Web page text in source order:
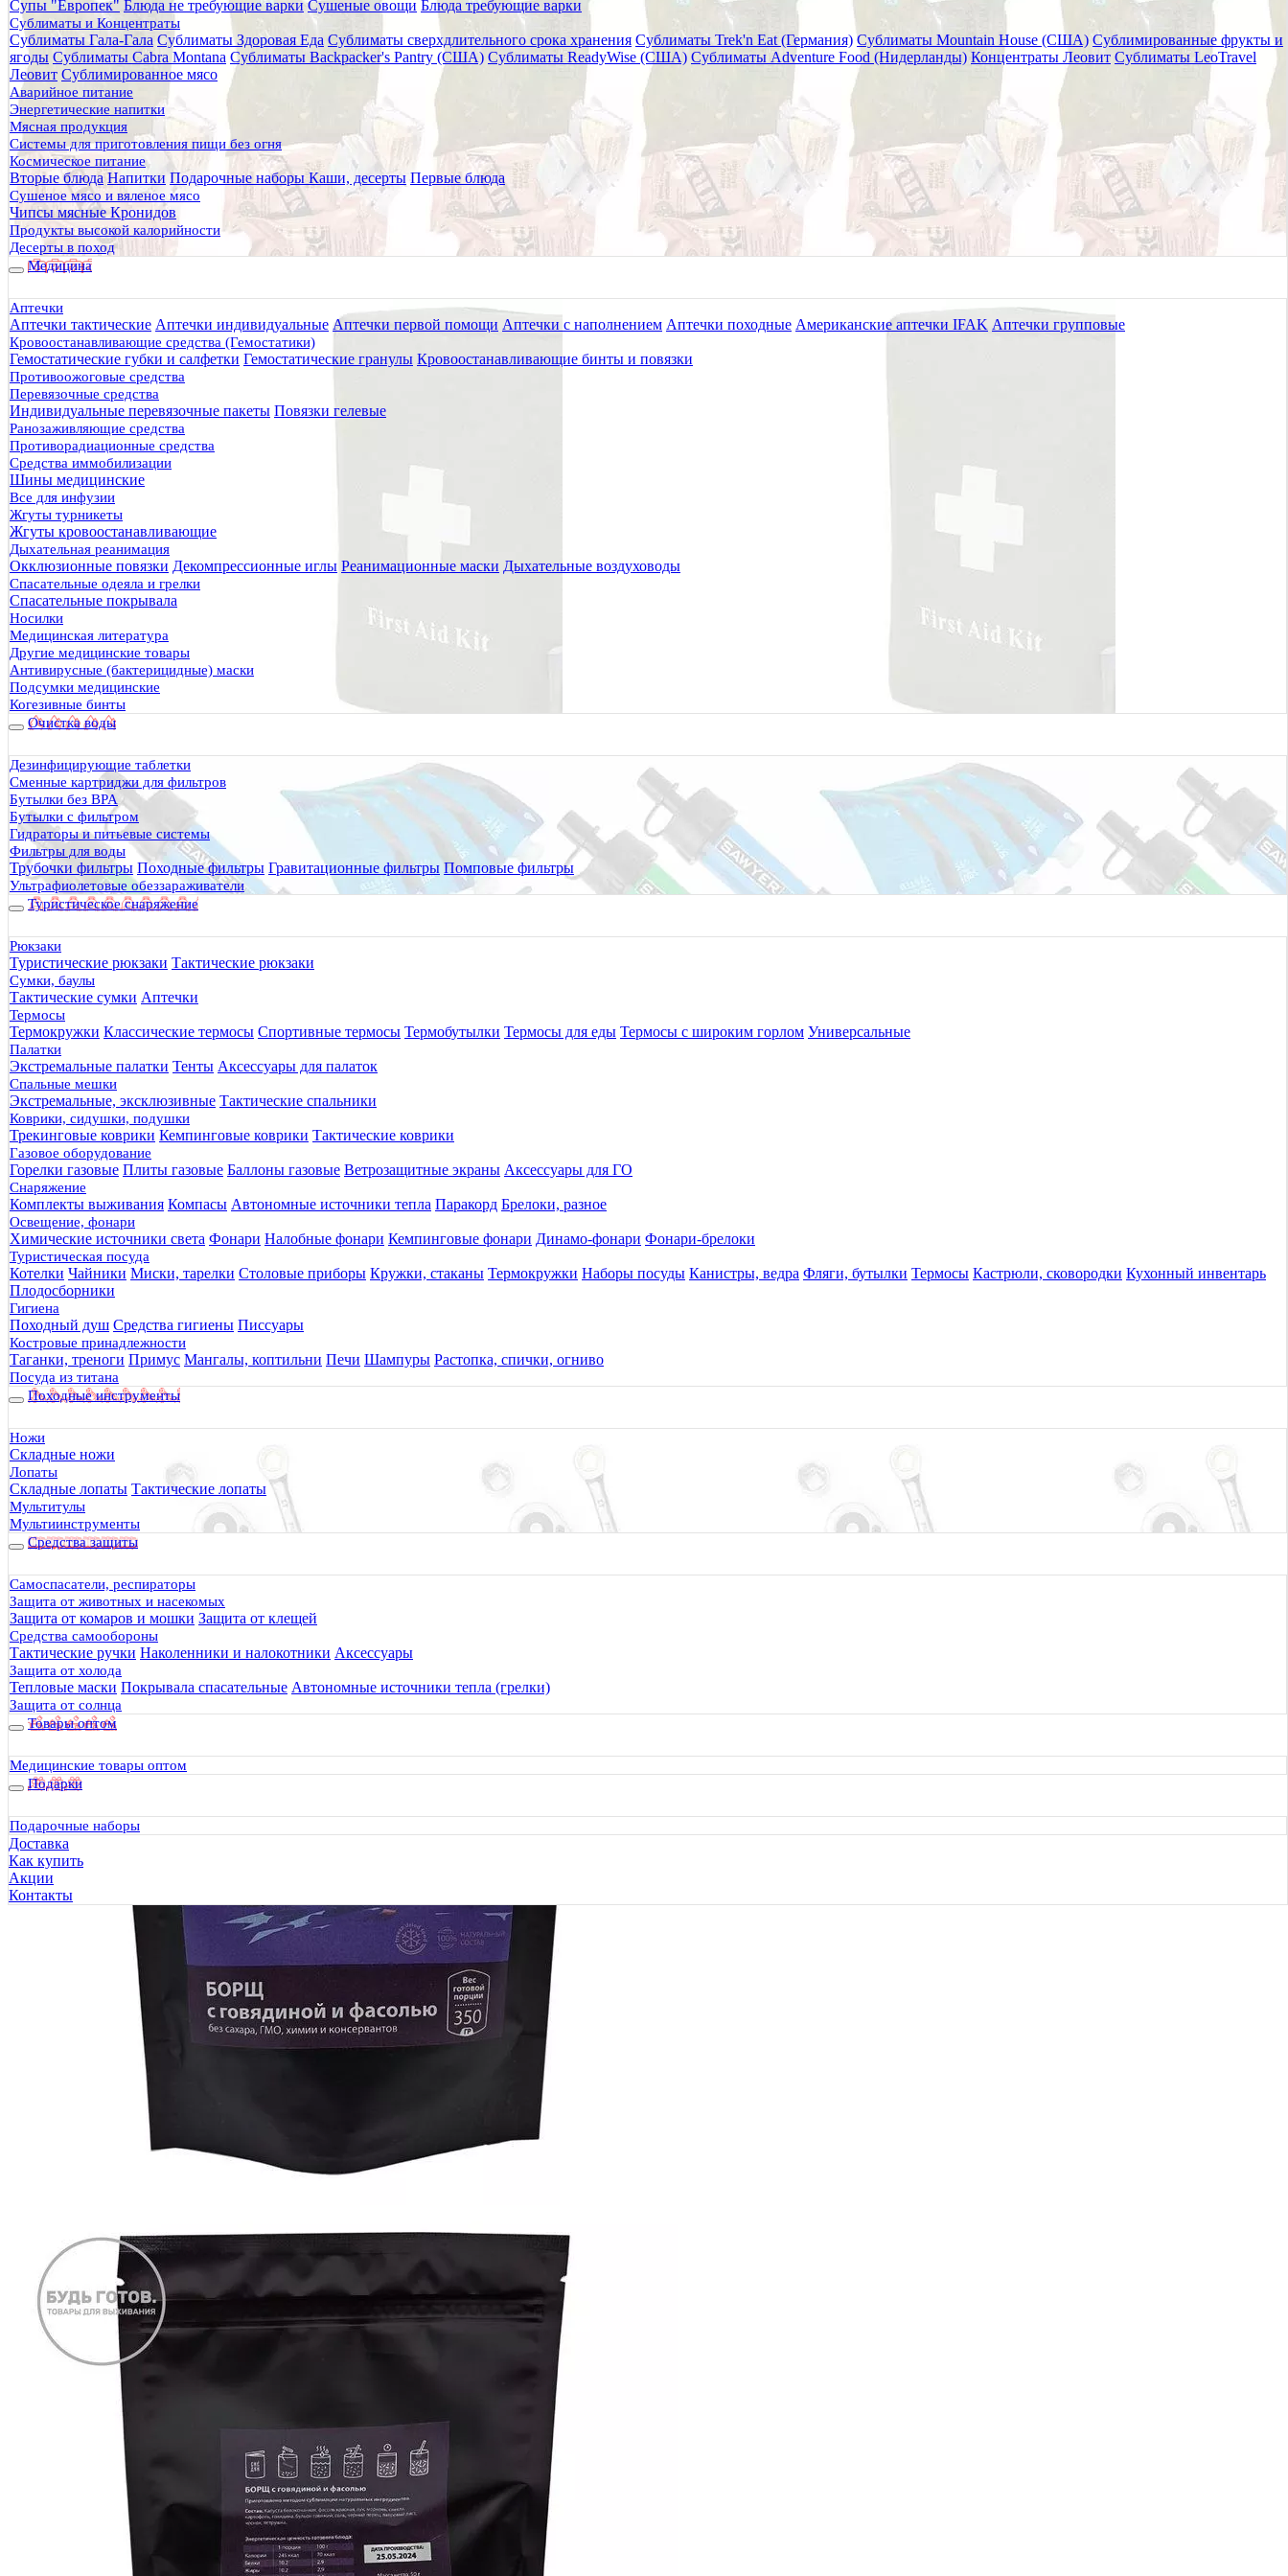
Супы "Европек" Блюда не требующие варки Сушеные овощи Блюда требующие варки
Сублиматы и Концентраты
Сублиматы Гала-Гала Сублиматы Здоровая Еда Сублиматы сверхдлительного срока хранения Сублиматы Trek'n Eat (Германия) Сублиматы Mountain House (США) Сублимированные фрукты и
ягоды Сублиматы Cabra Montana Сублиматы Backpacker's Pantry (США) Сублиматы ReadyWise (США) Сублиматы Adventure Food (Нидерланды) Концентраты Леовит Сублиматы LeoTravel
Леовит Сублимированное мясо
Аварийное питание
Энергетические напитки
Мясная продукция
Системы для приготовления пищи без огня
Космическое питание
Вторые блюда Напитки Подарочные наборыКаши, десерты Первые блюда
Сушеное мясо и вяленое мясо
Чипсы мясные Кронидов
Продукты высокой калорийности
Десерты в поход
Медицина
Аптечки
Аптечки тактические Аптечки индивидуальные Аптечки первой помощи Аптечки с наполнением Аптечки походные Американские аптечки IFAK Аптечки групповые
Кровоостанавливающие средства (Гемостатики)
Гемостатические губки и салфетки Гемостатические гранулы Кровоостанавливающие бинты и повязки
Противоожоговые средства
Перевязочные средства
Индивидуальные перевязочные пакеты Повязки гелевые
Ранозаживляющие средства
Противорадиационные средства
Средства иммобилизации
Шины медицинские
Все для инфузии
Жгуты турникеты
Жгуты кровоостанавливающие
Дыхательная реанимация
Окклюзионные повязки Декомпрессионные иглы Реанимационные маски Дыхательные воздуховоды
Спасательные одеяла и грелки
Спасательные покрывала
Носилки
Медицинская литература
Другие медицинские товары
Антивирусные (бактерицидные) маски
Подсумки медицинские
Когезивные бинты
Очистка воды
Дезинфицирующие таблетки
Сменные картриджи для фильтров
Бутылки без BPA
Бутылки с фильтром
Гидраторы и питьевые системы
Фильтры для воды
Трубочки фильтры Походные фильтры Гравитационные фильтры Помповые фильтры
Ультрафиолетовые обеззараживатели
Туристическое снаряжение
Рюкзаки
Туристические рюкзаки Тактические рюкзаки
Сумки, баулы
Тактические сумки Аптечки
Термосы
Термокружки Классические термосы Спортивные термосы Термобутылки Термосы для еды Термосы с широким горлом Универсальные
Палатки
Экстремальные палатки Тенты Аксессуары для палаток
Спальные мешки
Экстремальные, эксклюзивные Тактические спальники
Коврики, сидушки, подушки
Трекинговые коврики Кемпинговые коврики Тактические коврики
Газовое оборудование
Горелки газовые Плиты газовые Баллоны газовые Ветрозащитные экраны Аксессуары для ГО
Снаряжение
Комплекты выживания Компасы Автономные источники тепла Паракорд Брелоки, разное
Освещение, фонари
Химические источники света Фонари Налобные фонари Кемпинговые фонари Динамо-фонари Фонари-брелоки
Туристическая посуда
Котелки Чайники Миски, тарелки Столовые приборы Кружки, стаканы Термокружки Наборы посуды Канистры, ведра Фляги, бутылки Термосы Кастрюли, сковородки Кухонный инвентарь
Плодосборники
Гигиена
Походный душ Средства гигиены Писсуары
Костровые принадлежности
Таганки, треноги Примус Мангалы, коптильни Печи Шампуры Растопка, спички, огниво
Посуда из титана
Походные инструменты
Ножи
Складные ножи
Лопаты
Складные лопаты Тактические лопаты
Мультитулы
Мультиинструменты
Средства защиты
Самоспасатели, респираторы
Защита от животных и насекомых
Защита от комаров и мошки Защита от клещей
Средства самообороны
Тактические ручки Наколенники и налокотники Аксессуары
Защита от холода
Тепловые маски Покрывала спасательные Автономные источники тепла (грелки)
Защита от солнца
Товары оптом
Медицинские товары оптом
Подарки
Подарочные наборы
Доставка
Как купить
Акции
Контакты
Главная
Каталог товаров
Питание
Готовые блюда
Первые блюда
Борщ с говядиной и фасолью 350 гр СНЕДКИ
Борщ с говядиной и фасолью 350 гр СНЕДКИ